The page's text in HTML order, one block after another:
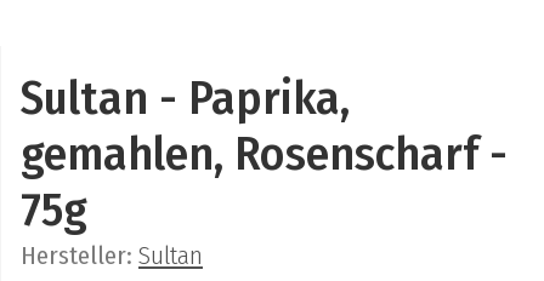
Sultan - Paprika,
gemahlen, Rosenscharf -
75g
Hersteller: Sultan